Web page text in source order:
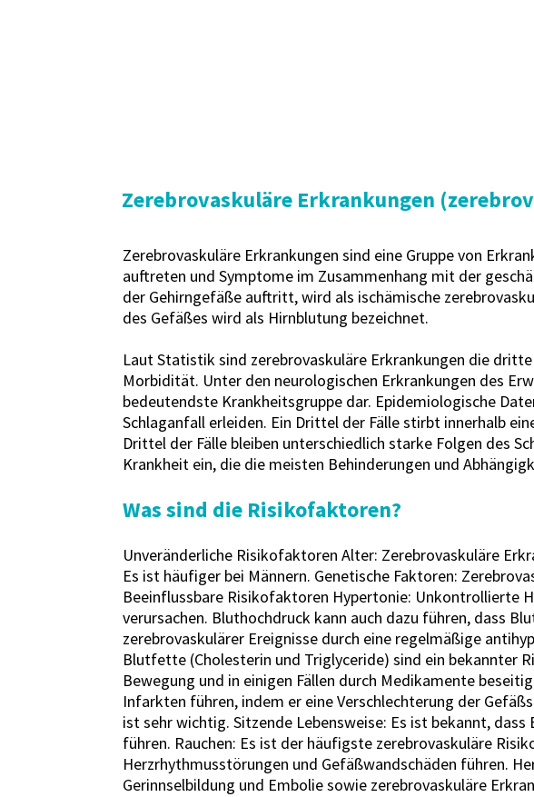
Zerebrovaskuläre Erkrankungen
Zerebrovaskuläre Erkrankungen sind eine Gruppe von
auftreten und Symptome im Zusammenhang mit der
der Gehirngefäße auftritt, wird als ischämische
des Gefäßes wird als Hirnblutung bezeichnet.
Laut Statistik sind zerebrovaskuläre Erkrankungen die
Morbidität. Unter den neurologischen Erkrankungen des
bedeutendste Krankheitsgruppe dar. Epidemiologische
Schlaganfall erleiden. Ein Drittel der Fälle stirbt innerhalb
Drittel der Fälle bleiben unterschiedlich starke Folgen des
Krankheit ein, die die meisten Behinderungen und
Was sind die Risikofaktoren?
Unveränderliche Risikofaktoren Alter: Zerebrovaskuläre
Es ist häufiger bei Männern. Genetische Faktoren:
Beeinflussbare Risikofaktoren Hypertonie: Unkontrollierte
verursachen. Bluthochdruck kann auch dazu führen, dass
zerebrovaskulärer Ereignisse durch eine regelmäßige
Blutfette (Cholesterin und Triglyceride) sind ein bekannter
Bewegung und in einigen Fällen durch Medikamente
Infarkten führen, indem er eine Verschlechterung der
ist sehr wichtig. Sitzende Lebensweise: Es ist bekannt,
führen. Rauchen: Es ist der häufigste zerebrovaskuläre
Herzrhythmusstörungen und Gefäßwandschäden führen.
Gerinnselbildung und Embolie sowie zerebrovaskuläre